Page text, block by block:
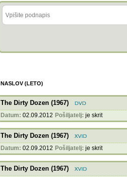
NASLOV (LETO)
The Dirty Dozen (1967)
Datum: 02.09.2012 Pošiljatelj: je skrit
The Dirty Dozen (1967)
Datum: 02.09.2012 Pošiljatelj: je skrit
The Dirty Dozen (1967)